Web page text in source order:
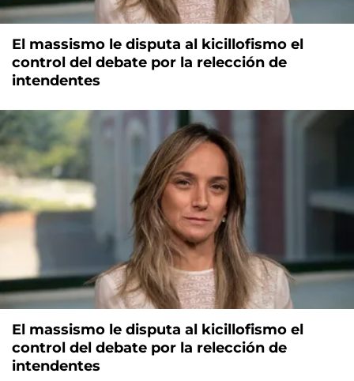
El massismo le disputa al kicillofismo el
control del debate por la relección de
intendentes
El massismo le disputa al kicillofismo el
control del debate por la relección de
intendentes